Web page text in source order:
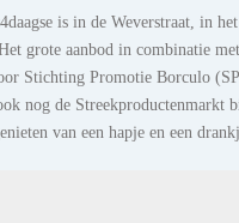
is in de Weverstraat, in
grote aanbod in combinatie
Stichting Promotie Borculo
nog de Streekproductenmarkt
van een hapje en een